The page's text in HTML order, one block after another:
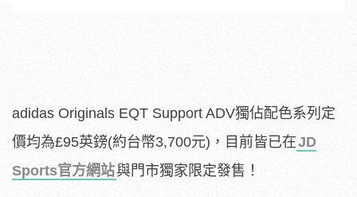
adidas Originals EQT Support ADV獨佔配色系列定
價均為£95英鎊(約台幣3,700元)，目前皆已在JD
Sports官方網站與門市獨家限定發售！